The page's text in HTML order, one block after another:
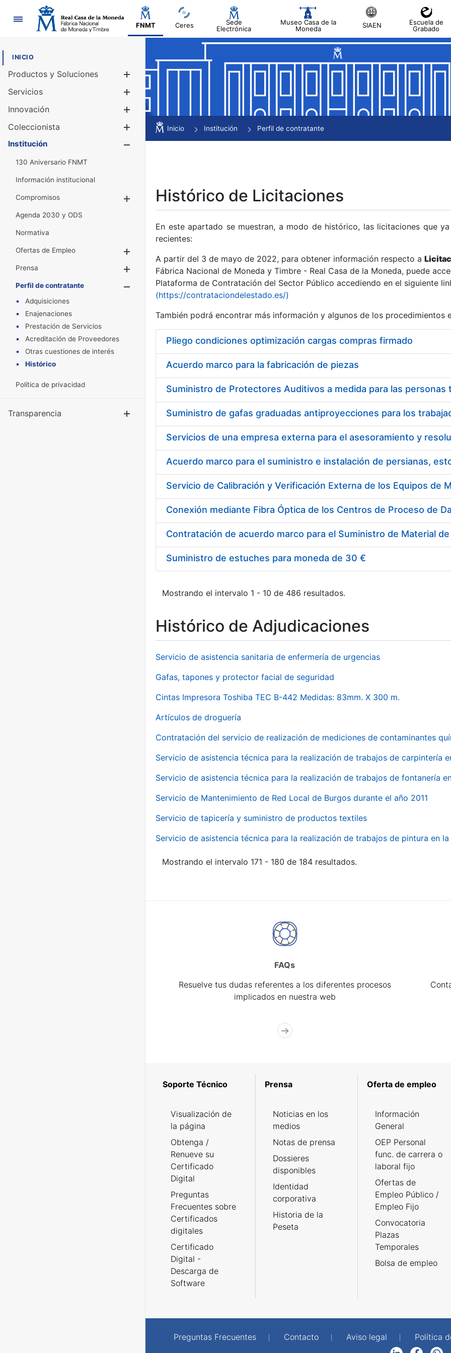
Navegación
FNMT Ceres
Sede
Electrónica
Museo Casa de la
Moneda
SIAEN
Escuela de
Grabado
INICIO
Productos y Soluciones
Mostrar/Ocultar
Servicios
Innovación
Coleccionista
Mostrar/Ocultar
Institución
130 Aniversario FNMT
Información institucional
Compromisos
Mostrar/Ocultar
Agenda 2030 y ODS
Normativa
Ofertas de Empleo
Prensa
Mostrar/Ocultar
Perfil de contratante
Mostrar/Ocultar
Adquisiciones
Enajenaciones
Prestación de Servicios
Acreditación de Proveedores
Otras cuestiones de interés
Histórico
Política de privacidad
Transparencia Mostrar/Ocultar
Inicio Institución Perfil de contratante
Histórico de Licitaciones
En este apartado se muestran, a modo de histórico, las licitaciones que
recientes:
A partir del 3 de mayo de 2022, para obtener información respecto a
Fábrica Nacional de Moneda y Timbre - Real Casa de la Moneda, puede
Plataforma de Contratación del Sector Público accediendo en el siguiente
(https://contrataciondelestado.es/)
También podrá encontrar más información y algunos de los procedimientos
Pliego condiciones optimización cargas compras firmado
Acuerdo marco para la fabricación de piezas
Acuerdo marco para el suministro e instalación de persianas,
Suministro de estuches para moneda de 30 €
Mostrando el intervalo 1 - 10 de 486 resultados.
Histórico de Adjudicaciones
Servicio de asistencia sanitaria de enfermería de urgencias
Gafas, tapones y protector facial de seguridad
Cintas Impresora Toshiba TEC B-442 Medidas: 83mm. X 300 m.
Artículos de droguería
Contratación del servicio de realización de mediciones de contaminantes
Servicio de asistencia técnica para la realización de trabajos de carpintería
Servicio de asistencia técnica para la realización de trabajos de fontanería
Servicio de Mantenimiento de Red Local de Burgos durante el año 2011
Servicio de tapicería y suministro de productos textiles
Servicio de asistencia técnica para la realización de trabajos de pintura en
Mostrando el intervalo 171 - 180 de 184 resultados.
FAQs
Resuelve tus dudas referentes a los diferentes procesos
implicados en nuestra web
Soporte Técnico
Visualización de
la página
Obtenga /
Renueve su
Certificado
Digital
Preguntas
Frecuentes sobre
Certificados
digitales
Certificado
Digital -
Descarga de
Software
Prensa
Noticias en los
medios
Notas de prensa
Dossieres
disponibles
Identidad
corporativa
Historia de la
Peseta
Oferta de empleo
Información
General
OEP Personal
func. de carrera o
laboral fijo
Ofertas de
Empleo Público /
Empleo Fijo
Convocatoria
Plazas
Temporales
Bolsa de empleo
Preguntas Frecuentes Contacto Aviso legal Política